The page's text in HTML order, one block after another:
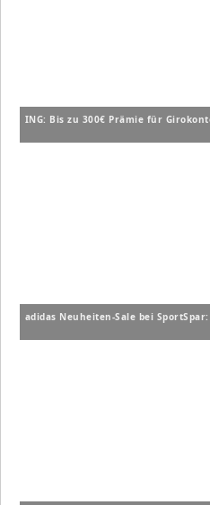
ING: Bis zu 300€ Prämie für
adidas Neuheiten-Sale bei